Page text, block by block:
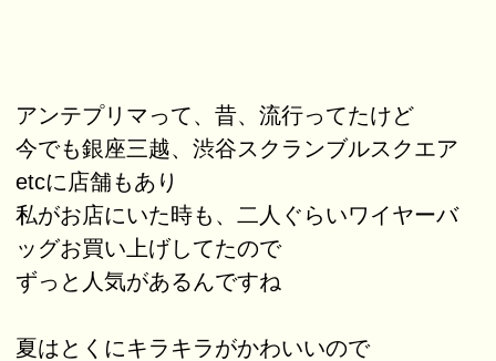
アンテプリマって、昔、流行ってたけど
今でも銀座三越、渋谷スクランブルスクエア
etcに店舗もあり
私がお店にいた時も、二人ぐらいワイヤーバ
ッグお買い上げしてたので
ずっと人気があるんですね
夏はとくにキラキラがかわいいので